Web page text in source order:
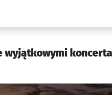
wyjątkowymi